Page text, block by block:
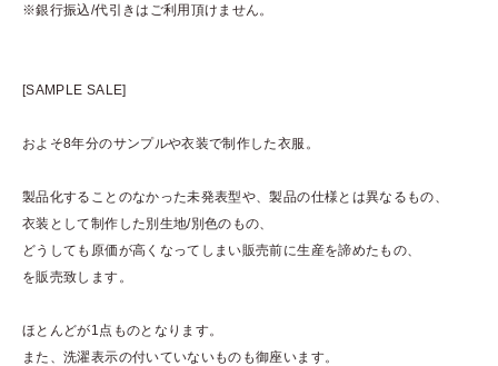
※銀行振込/代引きはご利用頂けません。
[SAMPLE SALE]
およそ8年分のサンプルや衣装で制作した衣服。
製品化することのなかった未発表型や、製品の仕様とは異なるもの、
衣装として制作した別生地/別色のもの、
どうしても原価が高くなってしまい販売前に生産を諦めたもの、
を販売致します。
ほとんどが1点ものとなります。
また、洗濯表示の付いていないものも御座います。